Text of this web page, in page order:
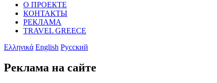
О ПРОЕКТЕ
КОНТАКТЫ
РЕКЛАМА
TRAVEL GREECE
Ελληνικά English Русский
Реклама на сайте